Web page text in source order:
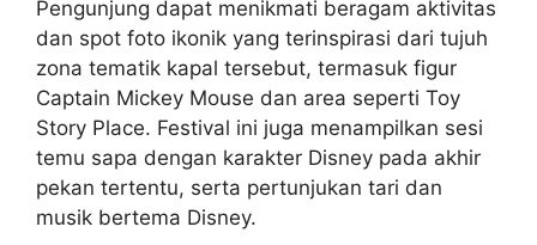
Pengunjung dapat menikmati beragam aktivitas
dan spot foto ikonik yang terinspirasi dari tujuh
zona tematik kapal tersebut, termasuk figur
Captain Mickey Mouse dan area seperti Toy
Story Place. Festival ini juga menampilkan sesi
temu sapa dengan karakter Disney pada akhir
pekan tertentu, serta pertunjukan tari dan
musik bertema Disney.